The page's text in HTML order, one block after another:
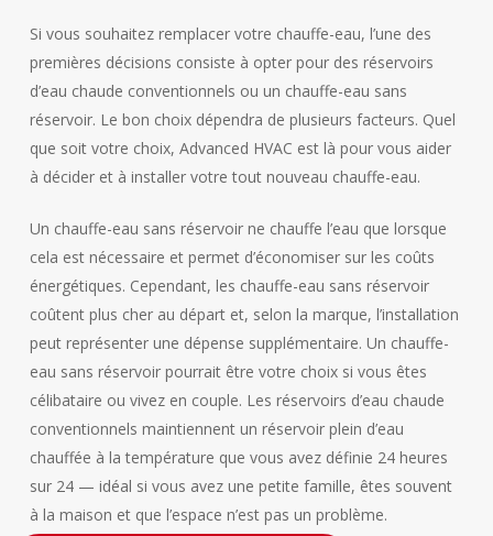
Si vous souhaitez remplacer votre chauffe-eau, l’une des
premières décisions consiste à opter pour des réservoirs
d’eau chaude conventionnels ou un chauffe-eau sans
réservoir. Le bon choix dépendra de plusieurs facteurs. Quel
que soit votre choix, Advanced HVAC est là pour vous aider
à décider et à installer votre tout nouveau chauffe-eau.
Un chauffe-eau sans réservoir ne chauffe l’eau que lorsque
cela est nécessaire et permet d’économiser sur les coûts
énergétiques. Cependant, les chauffe-eau sans réservoir
coûtent plus cher au départ et, selon la marque, l’installation
peut représenter une dépense supplémentaire. Un chauffe-
eau sans réservoir pourrait être votre choix si vous êtes
célibataire ou vivez en couple. Les réservoirs d’eau chaude
conventionnels maintiennent un réservoir plein d’eau
chauffée à la température que vous avez définie 24 heures
sur 24 — idéal si vous avez une petite famille, êtes souvent
à la maison et que l’espace n’est pas un problème.